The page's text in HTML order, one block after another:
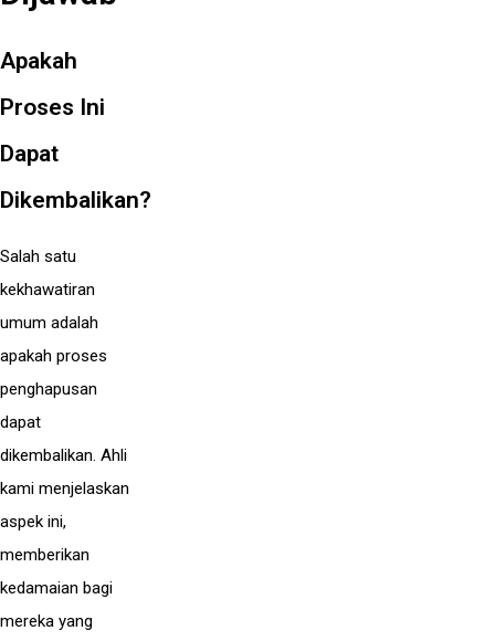
Apakah
Proses Ini
Dapat
Dikembalikan?
Salah satu
kekhawatiran
umum adalah
apakah proses
penghapusan
dapat
dikembalikan. Ahli
kami menjelaskan
aspek ini,
memberikan
kedamaian bagi
mereka yang